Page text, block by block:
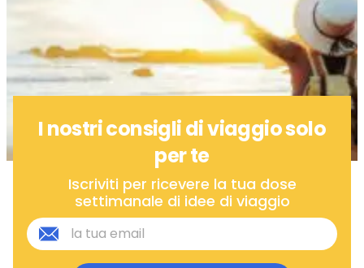
I nostri consigli di viaggio solo
per te
Iscriviti per ricevere la tua dose
settimanale di idee di viaggio